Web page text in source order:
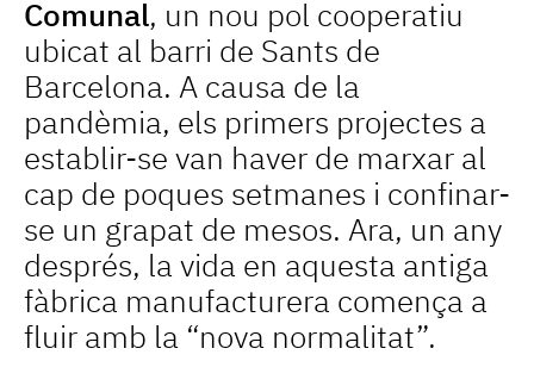
Comunal, un nou pol cooperatiu
ubicat al barri de Sants de
Barcelona. A causa de la
pandèmia, els primers projectes a
establir-se van haver de marxar al
cap de poques setmanes i confinar-
se un grapat de mesos. Ara, un any
després, la vida en aquesta antiga
fàbrica manufacturera comença a
fluir amb la “nova normalitat”.